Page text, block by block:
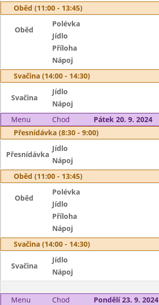
Oběd (11:00 - 13:45)
Oběd
Polévka
Jídlo
Příloha
Nápoj
Svačina (14:00 - 14:30)
Svačina
Jídlo
Nápoj
Menu
Chod
Pátek 20. 9. 2024
Přesnídávka (8:30 - 9:00)
Přesnídávka
Jídlo
Nápoj
Oběd (11:00 - 13:45)
Oběd
Polévka
Jídlo
Příloha
Nápoj
Svačina (14:00 - 14:30)
Svačina
Jídlo
Nápoj
Menu Chod
Pondělí 23. 9. 2024